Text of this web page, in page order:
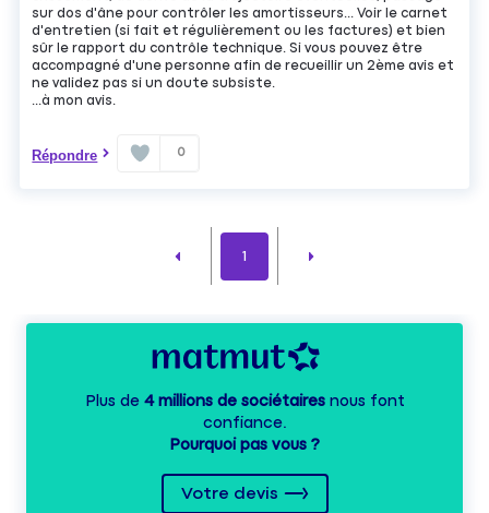
sur dos d'âne pour contrôler les amortisseurs... Voir le carnet
d'entretien (si fait et régulièrement ou les factures) et bien
sûr le rapport du contrôle technique. Si vous pouvez être
accompagné d'une personne afin de recueillir un 2ème avis et
ne validez pas si un doute subsiste.
...à mon avis.
Répondre 0
1
Plus de 4 millions de sociétairesnous font
confiance.
Pourquoi pas vous ?
Votre devis